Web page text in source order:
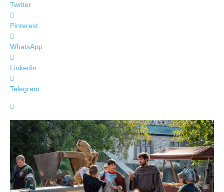
Twitter
Pinterest
WhatsApp
Linkedin
Telegram